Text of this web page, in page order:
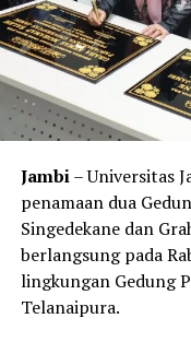
Jambi– Universitas
penamaan dua
Singedekane dan
berlangsung pada
lingkungan Gedung
Telanaipura.